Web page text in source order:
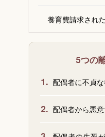
養育費請求された
5つの
1. 配偶者に不貞
2. 配偶者から悪